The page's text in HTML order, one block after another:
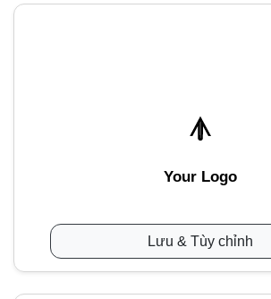
Your Logo
Lưu & Tùy chỉnh